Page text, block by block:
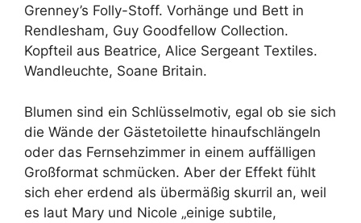
Grenney’s Folly-Stoff. Vorhänge und Bett in
Rendlesham, Guy Goodfellow Collection.
Kopfteil aus Beatrice, Alice Sergeant Textiles.
Wandleuchte, Soane Britain.
Blumen sind ein Schlüsselmotiv, egal ob sie sich
die Wände der Gästetoilette hinaufschlängeln
oder das Fernsehzimmer in einem auffälligen
Großformat schmücken. Aber der Effekt fühlt
sich eher erdend als übermäßig skurril an, weil
es laut Mary und Nicole „einige subtile,